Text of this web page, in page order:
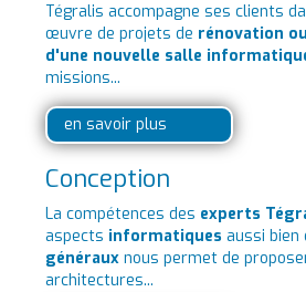
Tégralis accompagne ses clients
œuvre de projets de rénovation
d'une nouvelle salle
missions...
en savoir plus
Conception
La compétences des experts
aspects informatiques aussi bien
généraux nous permet de
architectures...